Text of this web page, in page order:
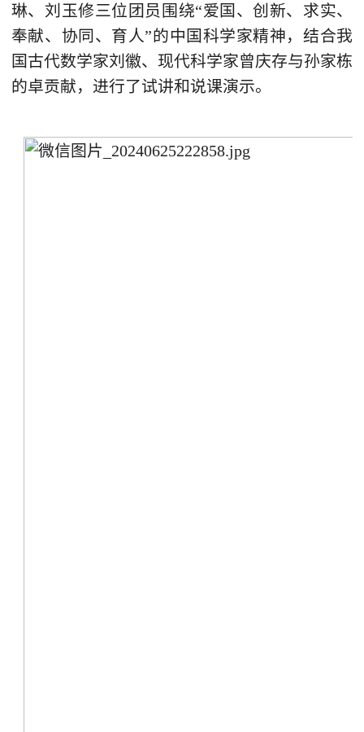
琳、刘玉修三位团员围绕“爱国、创新、求实、
奉献、协同、育人”的中国科学家精神，结合我
国古代数学家刘徽、现代科学家曾庆存与孙家栋
的卓贡献，进行了试讲和说课演示。